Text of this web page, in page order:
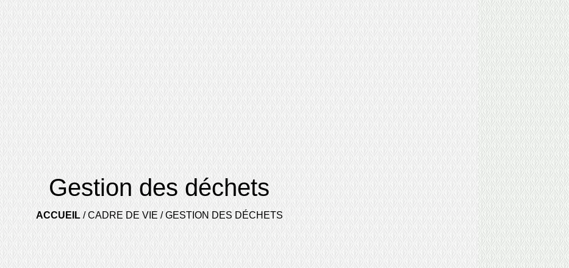
Gestion des déchets
ACCUEIL/CADRE DE VIE /GESTION DES DÉCHETS